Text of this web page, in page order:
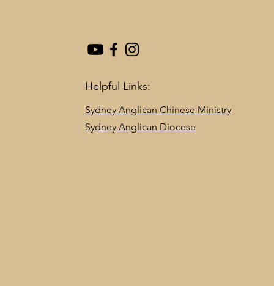
Helpful Links:
Sydney Anglican Chinese Ministry
Sydney Anglican Diocese